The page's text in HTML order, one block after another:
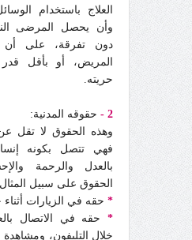
العلاج باستخدام
وأن يحصل المرضى
دون تفرقة، على أن
المريض، أو بأقل
حريته.
2 -
حقوقه المدنية:
وهذه الحقوق لا تقل
فهي تتصل بكونه
بالعدل والرحمة
الحقوق على سبيل
* حقه في الزيارات
* حقه في الاتصال
خلال التليفون، ومشاهدة